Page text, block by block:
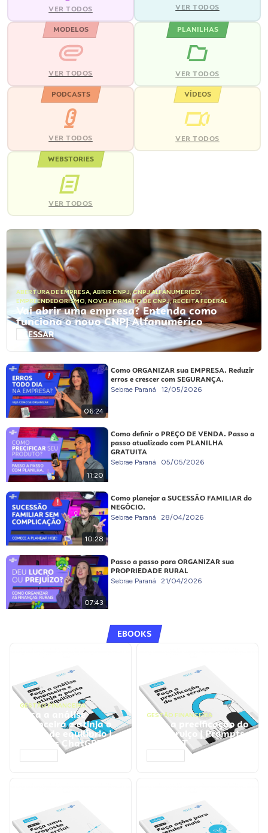
VER TODOS VER TODOS
MODELOS
VER TODOS
PLANILHAS
VER TODOS
PODCASTS
VER TODOS
VÍDEOS
VER TODOS
WEBSTORIES
VER TODOS
ABERTURA DE EMPRESA, ABRIR CNPJ,CNPJ ALFANUMÉRICO,
EMPREENDEDORISMO, NOVO FORMATO DE CNPJ,RECEITA FEDERAL
Vai abrir uma empresa? Entenda como
funciona o novo CNPJ Alfanumérico
ACESSAR
06:24
Como ORGANIZAR sua EMPRESA. Reduzir
erros e crescer com SEGURANÇA.
Sebrae Paraná 12/05/2026
11:20
Como definir o PREÇO DE VENDA. Passo a
passo atualizado com PLANILHA
GRATUITA
Sebrae Paraná 05/05/2026
10:28
Como planejar a SUCESSÃO FAMILIAR do
NEGÓCIO.
Sebrae Paraná 28/04/2026
07:43
Passo a passo para ORGANIZAR sua
PROPRIEDADE RURAL
Sebrae Paraná 21/04/2026
EBOOKS
GESTÃO FINANCEIRA
Faça a análise
financeira e atinja o
ponto de equilíbrio |
Prompts ChatGPT
GESTÃO FINANCEIRA
Faça a precificação do
seu serviço | Prompts
ChatGPT